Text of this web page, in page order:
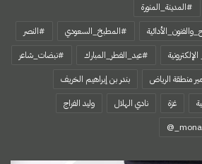
#المدينة_المنورة
#المطبخ_السعودي
#النصر
#عيد_الفطر_المبارك
#نبضات_شاعر
منطقة الرياض
بندر بن إبراهيم الخريف
غزة نادي الهلال
وليد الفراج